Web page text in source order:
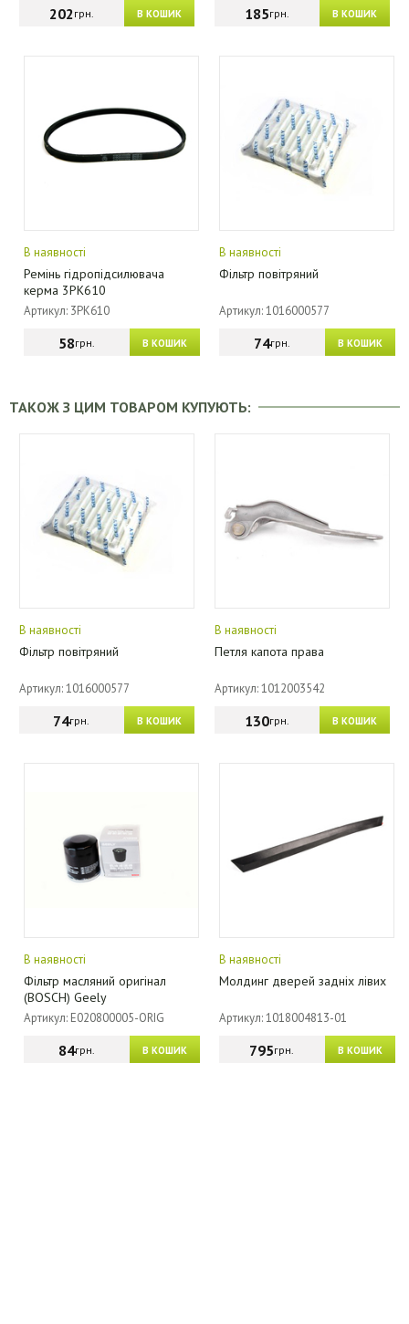
В КОШИК
202грн. В КОШИК
185грн.
В наявності
Ремінь гідропідсилювача
керма 3PK610
Артикул: 3PK610
В КОШИК
58грн.
В наявності
Фільтр повітряний
Артикул: 1016000577
В КОШИК
74грн.
ТАКОЖ З ЦИМ ТОВАРОМ КУПУЮТЬ:
В наявності
Фільтр повітряний
Артикул: 1016000577
В КОШИК
74грн.
В наявності
Петля капота права
Артикул: 1012003542
В КОШИК
130грн.
В наявності
Фільтр масляний оригінал
(BOSCH) Geely
Артикул: E020800005-ORIG
В КОШИК
84грн.
В наявності
Молдинг дверей задніх лівих
Артикул: 1018004813-01
В КОШИК
795грн.